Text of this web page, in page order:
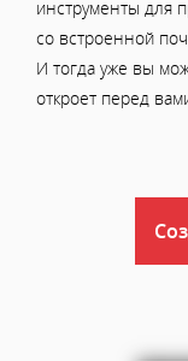
инструменты для
со встроенной
И тогда уже вы
откроет перед